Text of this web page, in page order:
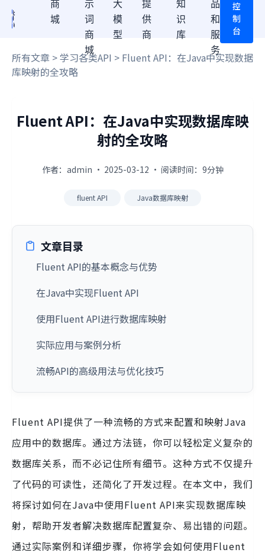
商
城
示
词
商
城
大
模
型
提
供
商
知
识
库
品
和
服
务
控
制
台
所有文章 >学习各类API > Fluent API：在Java中实现数据
库映射的全攻略
Fluent API：在Java中实现数据库映
射的全攻略
作者：admin · 2025-03-12 · 阅读时间：9分钟
fluent API Java数据库映射
文章目录
Fluent API的基本概念与优势
在Java中实现Fluent API
使用Fluent API进行数据库映射
实际应用与案例分析
流畅API的高级用法与优化技巧
Fluent API提供了一种流畅的方式来配置和映射Java
应用中的数据库。通过方法链，你可以轻松定义复杂的
数据库关系，而不必记住所有细节。这种方式不仅提升
了代码的可读性，还简化了开发过程。在本文中，我们
将探讨如何在Java中使用Fluent API来实现数据库映
射，帮助开发者解决数据库配置复杂、易出错的问题。
通过实际案例和详细步骤，你将学会如何使用Fluent